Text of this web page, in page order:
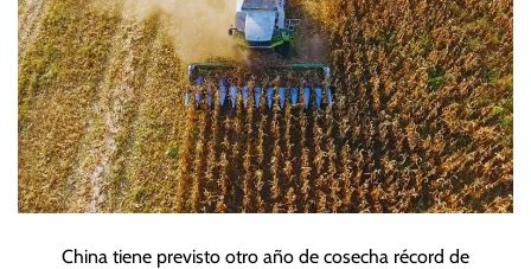
China tiene previsto otro año de cosecha récord de